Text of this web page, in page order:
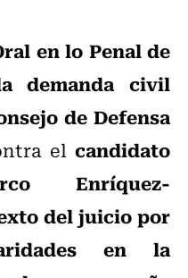
en lo Penal de
demanda civil
de Defensa
elcandidato
Enríquez-
del juicio por
en la